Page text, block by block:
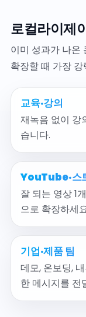
로컬라이제
이미 성과가 나온
확장할 때 가장 강
교육·강의
재녹음 없이 강
습니다.
YouTube·스
잘 되는 영상 1
으로 확장하세
기업·제품 팀
데모, 온보딩,
한 메시지를 전